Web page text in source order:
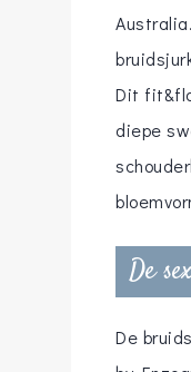
Dit
diepe
De
De